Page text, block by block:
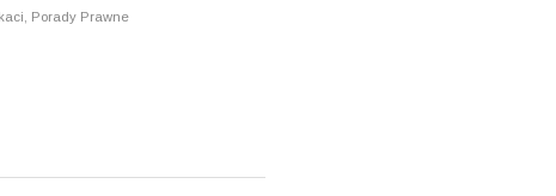
Porady Prawne